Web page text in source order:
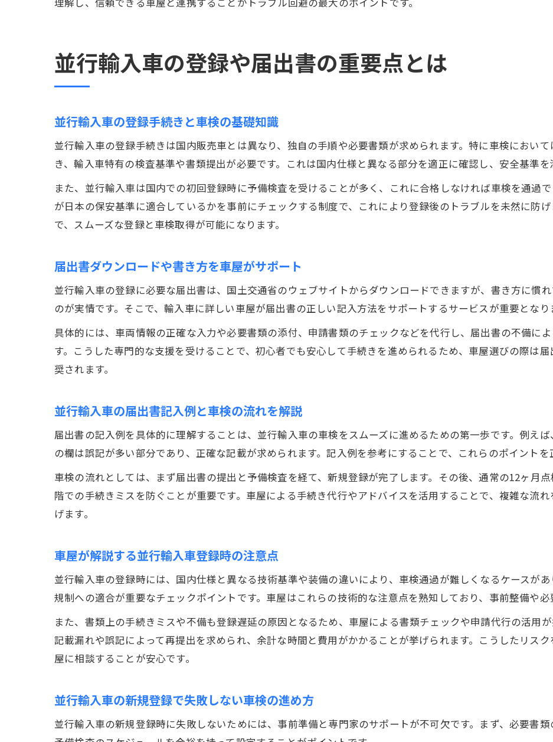
並行輸入車の登録や届出書の重要点とは
並行輸入車の登録手続きと車検の基礎知識
並行輸入車の登録手続きは国内販売車とは異なり、独自の手順や必要書類が求められます。特に車検におい
き、輸入車特有の検査基準や書類提出が必要です。これは国内仕様と異なる部分を適正に確認し、安全基準を
また、並行輸入車は国内での初回登録時に予備検査を受けることが多く、これに合格しなければ車検を通過
が日本の保安基準に適合しているかを事前にチェックする制度で、これにより登録後のトラブルを未然に防
で、スムーズな登録と車検取得が可能になります。
届出書ダウンロードや書き方を車屋がサポート
並行輸入車の登録に必要な届出書は、国土交通省のウェブサイトからダウンロードできますが、書き方に慣
のが実情です。そこで、輸入車に詳しい車屋が届出書の正しい記入方法をサポートするサービスが重要となり
具体的には、車両情報の正確な入力や必要書類の添付、申請書類のチェックなどを代行し、届出書の不備に
す。こうした専門的な支援を受けることで、初心者でも安心して手続きを進められるため、車屋選びの際は
奨されます。
並行輸入車の届出書記入例と車検の流れを解説
届出書の記入例を具体的に理解することは、並行輸入車の車検をスムーズに進めるための第一歩です。例え
の欄は誤記が多い部分であり、正確な記載が求められます。記入例を参考にすることで、これらのポイントを
車検の流れとしては、まず届出書の提出と予備検査を経て、新規登録が完了します。その後、通常の12ヶ月
階での手続きミスを防ぐことが重要です。車屋による手続き代行やアドバイスを活用することで、複雑な流
げます。
車屋が解説する並行輸入車登録時の注意点
並行輸入車の登録時には、国内仕様と異なる技術基準や装備の違いにより、車検通過が難しくなるケースが
規制への適合が重要なチェックポイントです。車屋はこれらの技術的な注意点を熟知しており、事前整備や必
また、書類上の手続きミスや不備も登録遅延の原因となるため、車屋による書類チェックや申請代行の活用
記載漏れや誤記によって再提出を求められ、余計な時間と費用がかかることが挙げられます。こうしたリス
屋に相談することが安心です。
並行輸入車の新規登録で失敗しない車検の進め方
並行輸入車の新規登録時に失敗しないためには、事前準備と専門家のサポートが不可欠です。まず、必要書類